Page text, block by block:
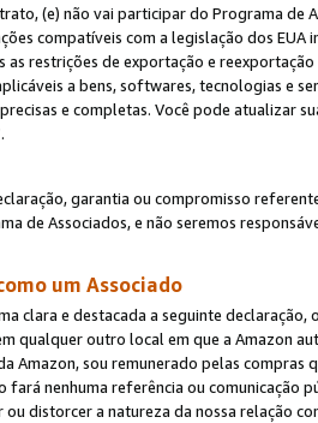
(e) não vai participar do Programa
compatíveis com a legislação dos
restrições de exportação e
a bens, softwares, tecnologias e
e completas. Você pode atualizar
garantia ou compromisso
de Associados, e não seremos
um Associado
clara e destacada a seguinte
qualquer outro local em que a Amazon
Amazon, sou remunerado pelas
fará nenhuma referência ou comunicação
distorcer a natureza da nossa relação